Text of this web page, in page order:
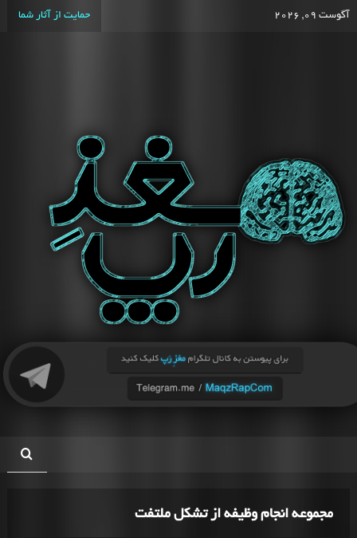
آگوست 09, 2026 حمایت از آثار شما
مجموعه انجام وظیفه از تشکل ملتفت